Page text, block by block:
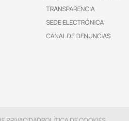
TRANSPARENCIA
SEDE ELECTRÓNICA
CANAL DE DENUNCIAS